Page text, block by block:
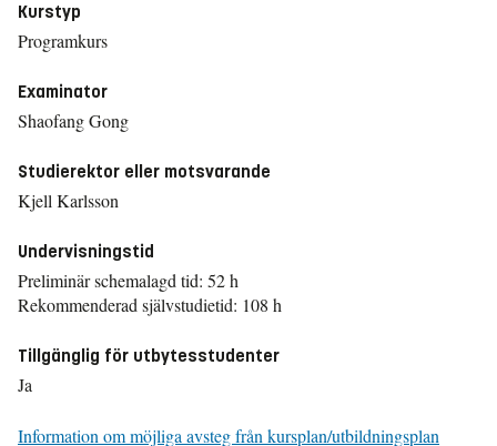
Kurstyp
Programkurs
Examinator
Shaofang Gong
Studierektor eller motsvarande
Kjell Karlsson
Undervisningstid
Preliminär schemalagd tid: 52 h
Rekommenderad självstudietid: 108 h
Tillgänglig för utbytesstudenter
Ja
Information om möjliga avsteg från kursplan/utbildningsplan